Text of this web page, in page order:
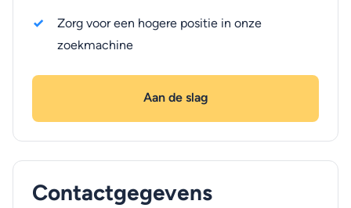
Zorg voor een hogere positie in onze
zoekmachine
Aan de slag
Contactgegevens